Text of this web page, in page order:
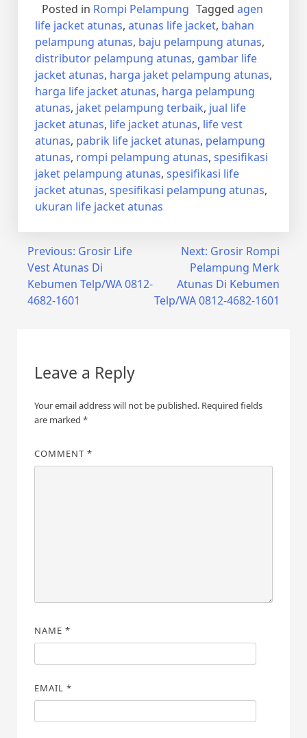
Posted in Rompi Pelampung Tagged agen
life jacket atunas, atunas life jacket, bahan
pelampung atunas, baju pelampung atunas,
distributor pelampung atunas, gambar life
jacket atunas, harga jaket pelampung atunas,
harga life jacket atunas, harga pelampung
atunas, jaket pelampung terbaik, jual life
jacket atunas, life jacket atunas, life vest
atunas, pabrik life jacket atunas, pelampung
atunas, rompi pelampung atunas, spesifikasi
jaket pelampung atunas, spesifikasi life
jacket atunas, spesifikasi pelampung atunas,
ukuran life jacket atunas
Post
navigation
Previous: Grosir Life
Vest Atunas Di
Kebumen Telp/WA 0812-
4682-1601
Next: Grosir Rompi
Pelampung Merk
Atunas Di Kebumen
Telp/WA 0812-4682-1601
Leave a Reply
Your email address will not be published. Required fields
are marked *
COMMENT *
NAME *
EMAIL *